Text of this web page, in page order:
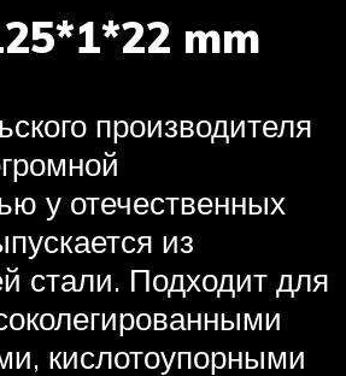
mm
производителя
у отечественных
из
стали. Подходит для
кислотоупорными